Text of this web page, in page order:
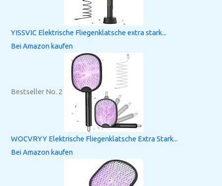
YISSVIC Elektrische Fliegenklatsche extra stark...
Bei Amazon kaufen
Bestseller No. 2
WOCVRYY Elektrische Fliegenklatsche Extra Stark...
Bei Amazon kaufen